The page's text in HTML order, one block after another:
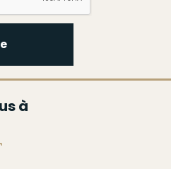
à